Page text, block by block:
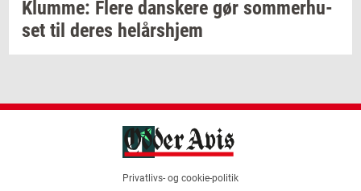
Klum­me: Flere dan­ske­re gør som­mer­hu­
set til deres helårs­hjem
Privatlivs- og cookie-politik